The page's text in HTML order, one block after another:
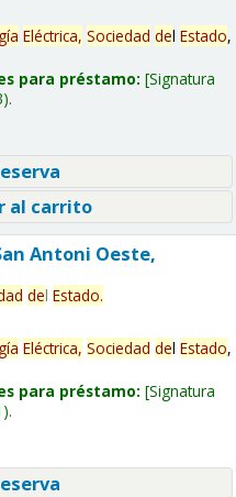
Eléctrica, Sociedad del Estado,
para préstamo: Signatura
al carrito
Antoni Oeste,
del Estado.
Eléctrica, Sociedad del Estado,
para préstamo: Signatura